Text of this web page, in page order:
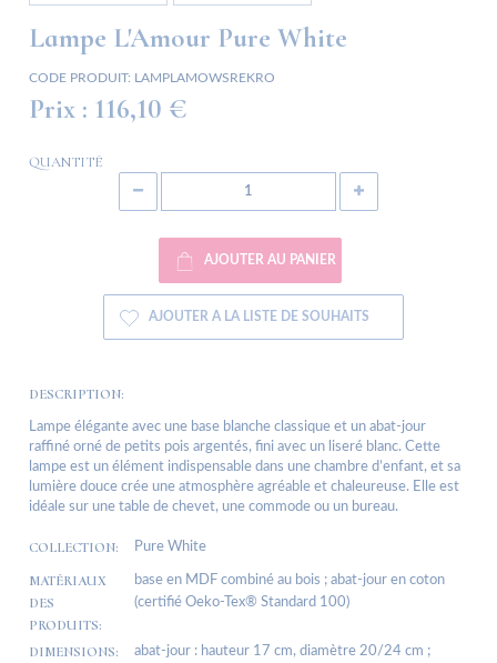
Lampe L'Amour Pure White
CODE PRODUIT: LAMPLAMOWSREKRO
Prix : 116,10 €
QUANTITÉ
AJOUTER AU PANIER
AJOUTER A LA LISTE DE SOUHAITS
DESCRIPTION:
Lampe élégante avec une base blanche classique et un abat-jour
raffiné orné de petits pois argentés, fini avec un liseré blanc. Cette
lampe est un élément indispensable dans une chambre d’enfant, et sa
lumière douce crée une atmosphère agréable et chaleureuse. Elle est
idéale sur une table de chevet, une commode ou un bureau.
COLLECTION: Pure White
MATÉRIAUX
DES
PRODUITS:
base en MDF combiné au bois ; abat-jour en coton
(certifié Oeko-Tex® Standard 100)
DIMENSIONS:
abat-jour : hauteur 17 cm, diamètre 20/24 cm ;